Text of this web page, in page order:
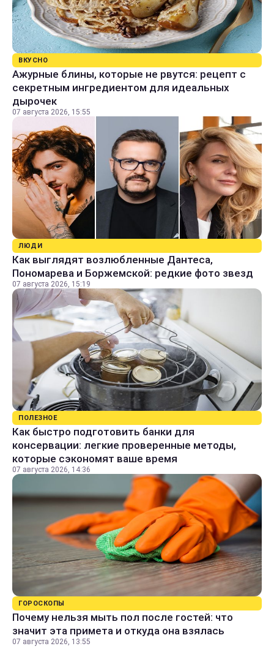
ВКУСНО
Ажурные блины, которые не рвутся: рецепт с
секретным ингредиентом для идеальных
дырочек
07 августа 2026, 15:55
ЛЮДИ
Как выглядят возлюбленные Дантеса,
Пономарева и Боржемской: редкие фото звезд
07 августа 2026, 15:19
ПОЛЕЗНОЕ
Как быстро подготовить банки для
консервации: легкие проверенные методы,
которые сэкономят ваше время
07 августа 2026, 14:36
ГОРОСКОПЫ
Почему нельзя мыть пол после гостей: что
значит эта примета и откуда она взялась
07 августа 2026, 13:55